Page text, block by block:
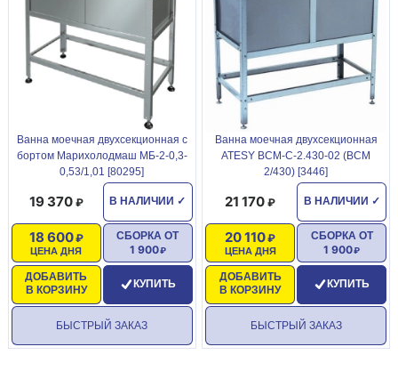
Ванна моечная двухсекционная с
бортом Марихолодмаш МБ-2-0,3-
0,53/1,01 [80295]
В НАЛИЧИИ ✓
19 370
ЦЕНА ДНЯ
18 600
ДОБАВИТЬ
В КОРЗИНУ
СБОРКА ОТ
1 900
КУПИТЬ
БЫСТРЫЙ ЗАКАЗ
Ванна моечная двухсекционная
ATESY ВСМ-С-2.430-02 (ВСМ
2/430) [3446]
В НАЛИЧИИ ✓
21 170
ЦЕНА ДНЯ
20 110
ДОБАВИТЬ
В КОРЗИНУ
СБОРКА ОТ
1 900
КУПИТЬ
БЫСТРЫЙ ЗАКАЗ